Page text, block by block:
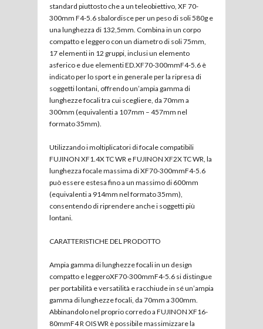
standard piuttosto che a un teleobiettivo, XF 70-
300mm F4-5.6 sbalordisce per un peso di soli 580g e
una lunghezza di 132,5mm. Combina in un corpo
compatto e leggero con un diametro di soli 75mm,
17 elementi in 12 gruppi, inclusi un elemento
asferico e due elementi ED.XF70-300mmF4-5.6 è
indicato per lo sport e in generale per la ripresa di
soggetti lontani, offrendo un’ampia gamma di
lunghezze focali tra cui scegliere, da 70mm a
300mm (equivalenti a 107mm – 457mm nel
formato 35mm).
Utilizzando i moltiplicatori di focale compatibili
FUJINON XF1.4X TC WR e FUJINON XF2X TC WR, la
lunghezza focale massima di XF70-300mmF4-5.6
può essere estesa fino a un massimo di 600mm
(equivalenti a 914mm nel formato 35mm),
consentendo di riprendere anche i soggetti più
lontani.
CARATTERISTICHE DEL PRODOTTO
Ampia gamma di lunghezze focali in un design
compatto e leggeroXF70-300mmF4-5.6 si distingue
per portabilità e versatilità e racchiude in sé un’ampia
gamma di lunghezze focali, da 70mm a 300mm.
Abbinandolo nel proprio corredo a FUJINON XF16-
80mmF4 R OIS WR è possibile massimizzare la